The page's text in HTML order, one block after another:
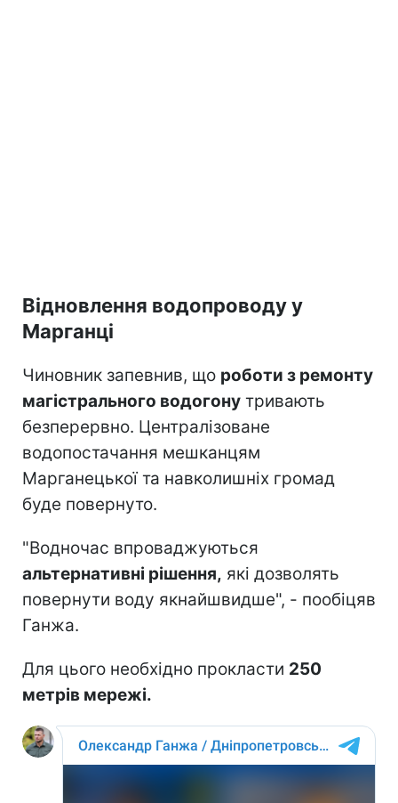
Відновлення водопроводу у
Марганці
Чиновник запевнив, що роботи з ремонту
магістрального водогону тривають
безперервно. Централізоване
водопостачання мешканцям
Марганецької та навколишніх громад
буде повернуто.
"Водночас впроваджуються
альтернативні рішення, які дозволять
повернути воду якнайшвидше", - пообіцяв
Ганжа.
Для цього необхідно прокласти 250
метрів мережі.